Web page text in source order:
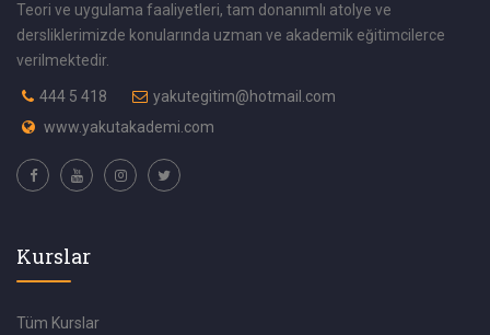
Teori ve uygulama faaliyetleri, tam donanımlı atolye ve
dersliklerimizde konularında uzman ve akademik eğitimcilerce
verilmektedir.
444 5 418
yakutegitim@hotmail.com
www.yakutakademi.com
Kurslar
Tüm Kurslar